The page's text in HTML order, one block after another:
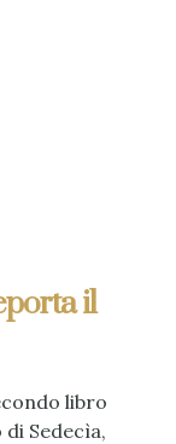
il
libro
di Sedecìa,